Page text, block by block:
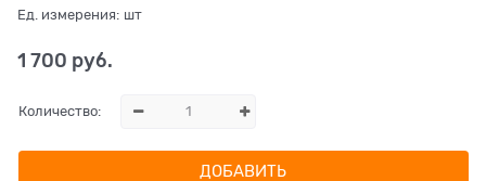
Ед. измерения: шт
1 700 руб.
Количество:
ДОБАВИТЬ